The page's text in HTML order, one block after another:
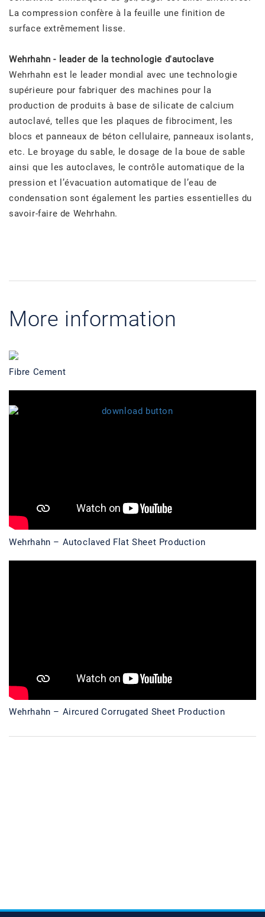
La compression confère à la feuille une finition de
surface extrêmement lisse.
Wehrhahn - leader de la technologie d'autoclave
Wehrhahn est le leader mondial avec une technologie
supérieure pour fabriquer des machines pour la
production de produits à base de silicate de calcium
autoclavé, telles que les plaques de fibrociment, les
blocs et panneaux de béton cellulaire, panneaux isolants,
etc. Le broyage du sable, le dosage de la boue de sable
ainsi que les autoclaves, le contrôle automatique de la
pression et l’évacuation automatique de l’eau de
condensation sont également les parties essentielles du
savoir-faire de Wehrhahn.
More information
Fibre Cement
Wehrhahn – Autoclaved Flat Sheet Production
Wehrhahn – Aircured Corrugated Sheet Production